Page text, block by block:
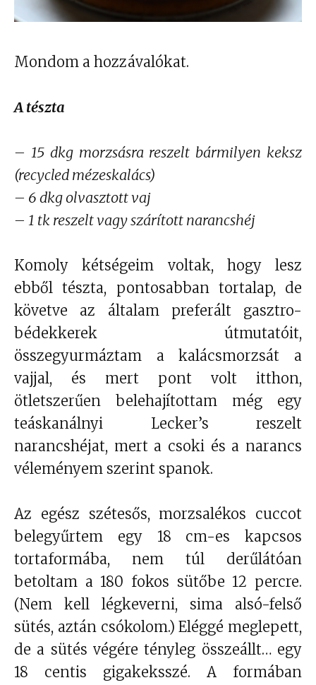
Mondom a hozzávalókat.
A tészta
– 15 dkg morzsásra reszelt bármilyen keksz
(recycled mézeskalács)
– 6 dkg olvasztott vaj
– 1 tk reszelt vagy szárított narancshéj
Komoly kétségeim voltak, hogy lesz
ebből tészta, pontosabban tortalap, de
követve az általam preferált gasztro-
bédekkerek útmutatóit,
összegyurmáztam a kalácsmorzsát a
vajjal, és mert pont volt itthon,
ötletszerűen belehajítottam még egy
teáskanálnyi Lecker’s reszelt
narancshéjat, mert a csoki és a narancs
véleményem szerint spanok.
Az egész szétesős, morzsalékos cuccot
belegyűrtem egy 18 cm-es kapcsos
tortaformába, nem túl derűlátóan
betoltam a 180 fokos sütőbe 12 percre.
(Nem kell légkeverni, sima alsó-felső
sütés, aztán csókolom.) Eléggé meglepett,
de a sütés végére tényleg összeállt… egy
18 centis gigakeksszé. A formában